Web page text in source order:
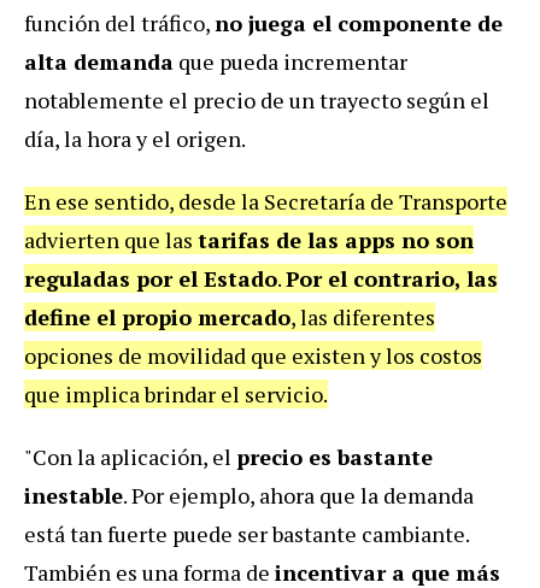
función del tráfico,no juega el componente de
alta demanda que pueda incrementar
notablemente el precio de un trayecto según el
día, la hora y el origen.
En ese sentido, desde la Secretaría de Transporte
advierten que las tarifas de las apps no son
reguladas por el Estado.Por el contrario, las
define el propio mercado, las diferentes
opciones de movilidad que existen y los costos
que implica brindar el servicio.
"Con la aplicación, el precio es bastante
inestable. Por ejemplo, ahora que la demanda
está tan fuerte puede ser bastante cambiante.
También es una forma de incentivar a que más